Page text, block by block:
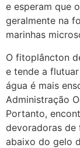
e esperam que
geralmente na
marinhas
O fitoplâncton
e tende a
água é mais
Administração
Portanto,
devoradoras de
abaixo do gelo